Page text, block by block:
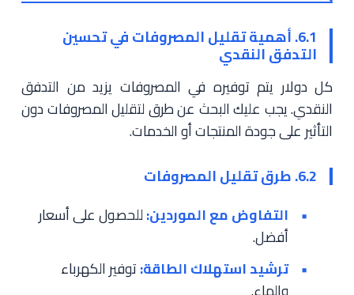
6.1. أهمية تقليل المصروفات في تحسين
التدفق النقدي
كل دولار يتم توفيره في المصروفات يزيد من التدفق
النقدي. يجب عليك البحث عن طرق لتقليل المصروفات دون
التأثير على جودة المنتجات أو الخدمات.
6.2. طرق تقليل المصروفات
التفاوض مع الموردين:للحصول على أسعار
أفضل.
ترشيد استهلاك الطاقة:توفير الكهرباء